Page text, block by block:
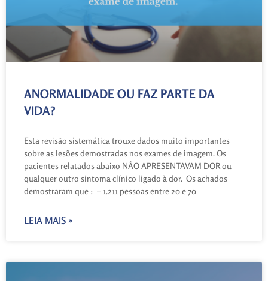
ANORMALIDADE OU FAZ PARTE DA
VIDA?
Esta revisão sistemática trouxe dados muito importantes
sobre as lesões demostradas nos exames de imagem. Os
pacientes relatados abaixo NÂO APRESENTAVAM DOR ou
qualquer outro sintoma clínico ligado à dor. Os achados
demostraram que : – 1.211 pessoas entre 20 e 70
LEIA MAIS »